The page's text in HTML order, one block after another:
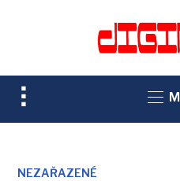
TOGGLE
SIDEBAR
NAVIGATION
NEZAŘAZENÉ